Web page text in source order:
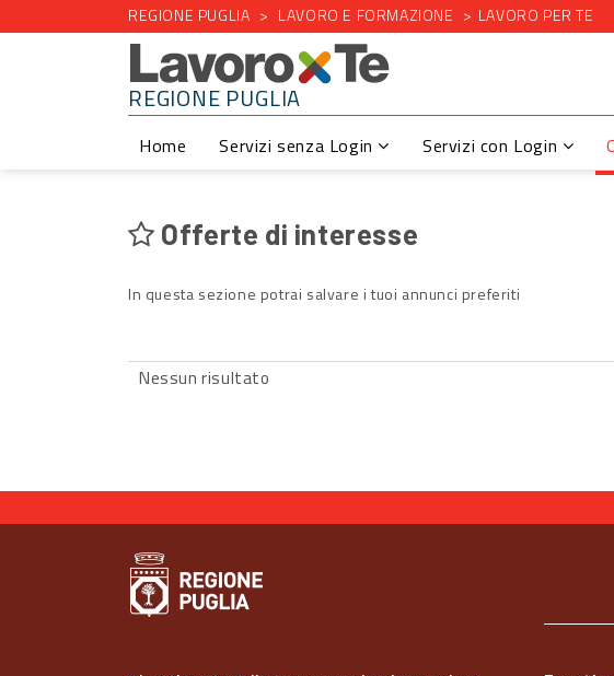
REGIONE PUGLIA LAVORO E FORMAZIONE LAVORO PER TE
REGIONE PUGLIA
Home Servizi senza Login Servizi con Login
Offerte di interesse
In questa sezione potrai salvare i tuoi annunci preferiti
Nessun risultato